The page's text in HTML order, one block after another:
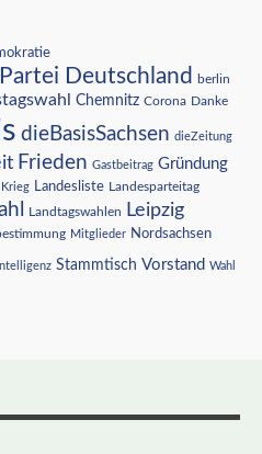
Deutschland berlin
Chemnitz Corona Danke
dieBasisSachsen dieZeitung
Frieden Gastbeitrag Gründung
Krieg Landesliste Landesparteitag
Landtagswahlen Leipzig
Mitglieder Nordsachsen
Stammtisch Vorstand Wahl